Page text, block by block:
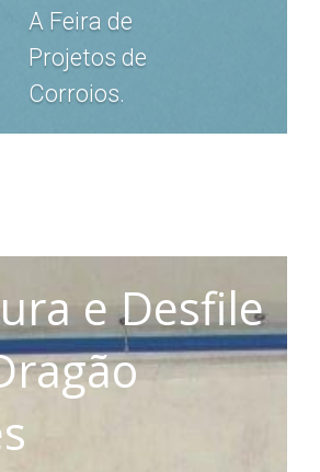
A Feira de
Projetos de
Corroios.
e Desfile